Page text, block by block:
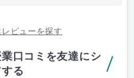
ビューを探す
口コミを友達にシ
する